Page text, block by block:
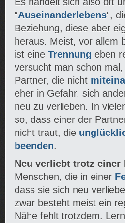
“Auseinanderlebens“,
Beziehung, diese aber
heraus. Meist, vor allem
ist eine Trennung eben
versucht man schon
Partner, die nicht
eher in Gefahr, sich
neu zu verlieben. In
so, dass einer der
nicht traut, die
beenden.
Neu verliebt trotz einer
Menschen, die in einer
dass sie sich neu
zwar besteht meist ein
Nähe fehlt trotzdem.